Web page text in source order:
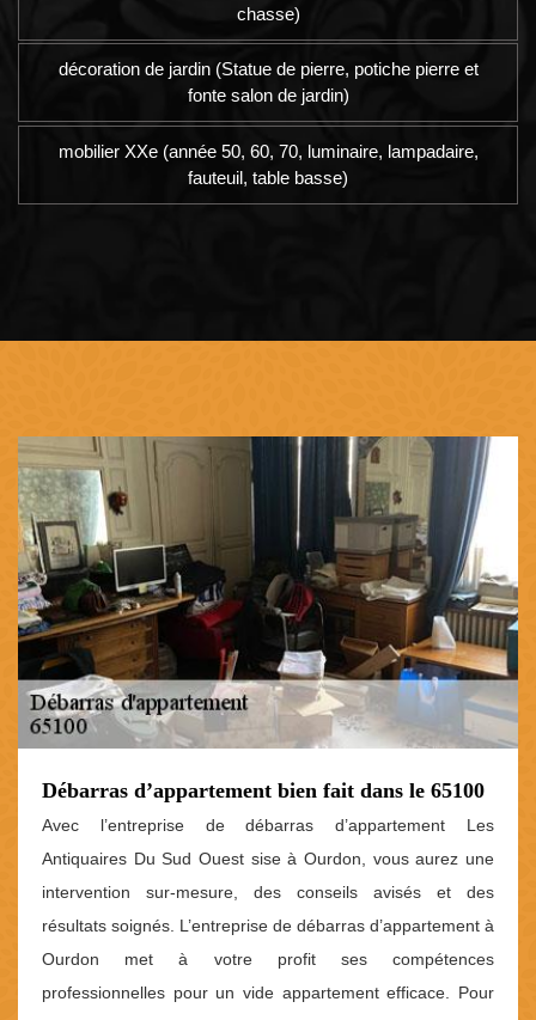
chasse)
décoration de jardin (Statue de pierre, potiche pierre et
fonte salon de jardin)
mobilier XXe (année 50, 60, 70, luminaire, lampadaire,
fauteuil, table basse)
Débarras d’appartement bien fait dans le 65100
Avec l’entreprise de débarras d’appartement Les
Antiquaires Du Sud Ouest sise à Ourdon, vous aurez une
intervention sur-mesure, des conseils avisés et des
résultats soignés. L’entreprise de débarras d’appartement à
Ourdon met à votre profit ses compétences
professionnelles pour un vide appartement efficace. Pour